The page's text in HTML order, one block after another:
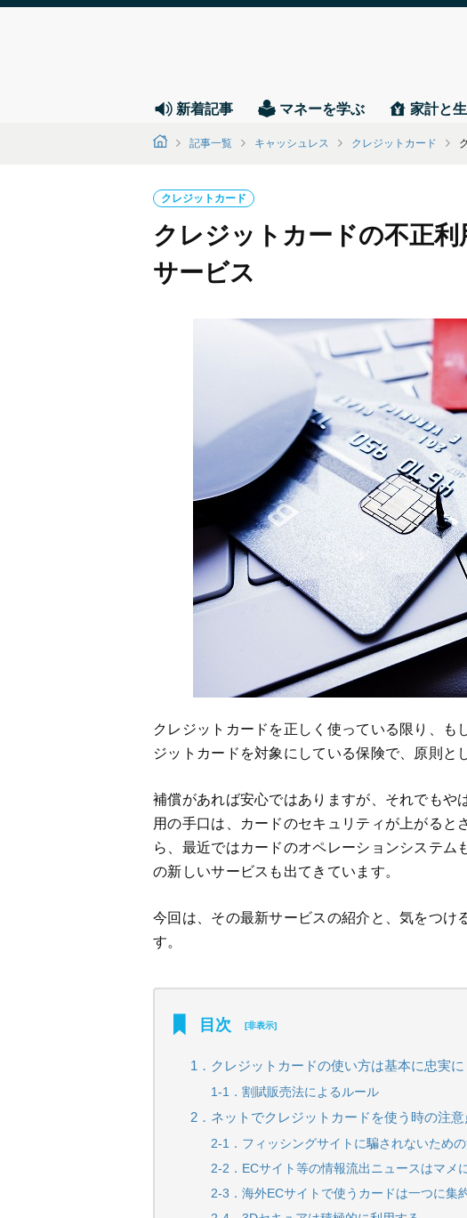
新着記事 マネーを学ぶ 家計と
記事一覧 キャッシュレス クレジットカード
クレジットカード
クレジットカードの不正
サービス
クレジットカードを正しく使っている限り、
ジットカードを対象にしている保険で、原則と
補償があれば安心ではありますが、それでもや
用の手口は、カードのセキュリティが上がる
ら、最近ではカードのオペレーションシステ
の新しいサービスも出てきています。
今回は、その最新サービスの紹介と、気をつけ
す。
目次 [非表示]
1．クレジットカードの使い方は基本に忠実に
1-1．割賦販売法によるルール
2．ネットでクレジットカードを使う時の注意
2-1．フィッシングサイトに騙されないため
2-2．ECサイト等の情報流出ニュースはマメ
2-3．海外ECサイトで使うカードは一つに集